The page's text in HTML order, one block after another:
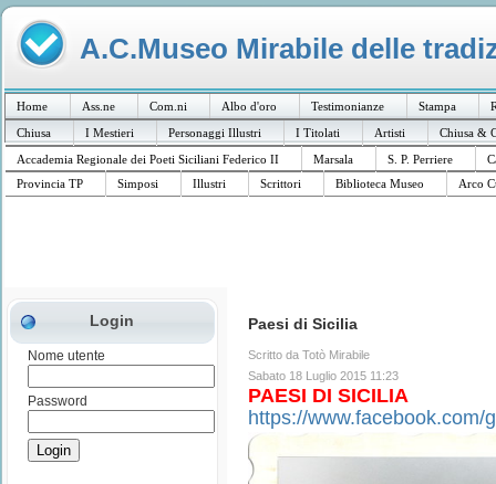
A.C.Museo Mirabile delle
Home Ass.ne Com.ni Albo d'oro Testimonianze Stampa
Chiusa
I Mestieri Personaggi Illustri I Titolati Artisti
Chiusa &
Accademia Regionale dei Poeti Siciliani Federico II
Marsala S. P. Perriere
Provincia TP
Simposi Illustri Scrittori Biblioteca Museo Arco
Login
Nome utente
Password
Paesi di Sicilia
Scritto da Totò Mirabile
Sabato 18 Luglio 2015 11:23
PAESI DI SICILIA
https://www.facebook.com/